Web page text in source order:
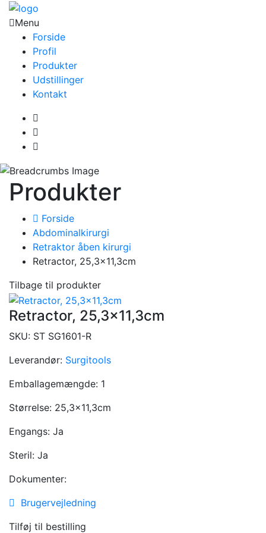
Menu
Forside
Profil
Produkter
Udstillinger
Kontakt
Produkter
Forside
Abdominalkirurgi
Retraktor åben kirurgi
Retractor, 25,3×11,3cm
Tilbage til produkter
Retractor, 25,3×11,3cm
SKU: ST SG1601-R
Leverandør: Surgitools
Emballagemængde: 1
Størrelse: 25,3x11,3cm
Engangs: Ja
Steril: Ja
Dokumenter:
Brugervejledning
Tilføj til bestilling